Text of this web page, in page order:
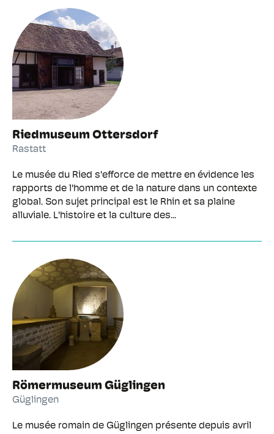
Riedmuseum Ottersdorf
Rastatt
Le musée du Ried s'efforce de mettre en évidence les
rapports de l'homme et de la nature dans un contexte
global. Son sujet principal est le Rhin et sa plaine
alluviale. L'histoire et la culture des...
Römermuseum Güglingen
Güglingen
Le musée romain de Güglingen présente depuis avril